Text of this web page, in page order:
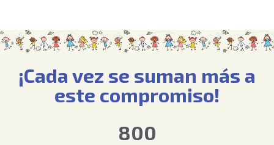
¡Cada vez se suman más a
este compromiso!
800